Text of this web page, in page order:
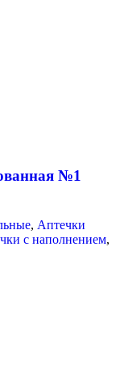
№1
, Аптечки
с наполнением,